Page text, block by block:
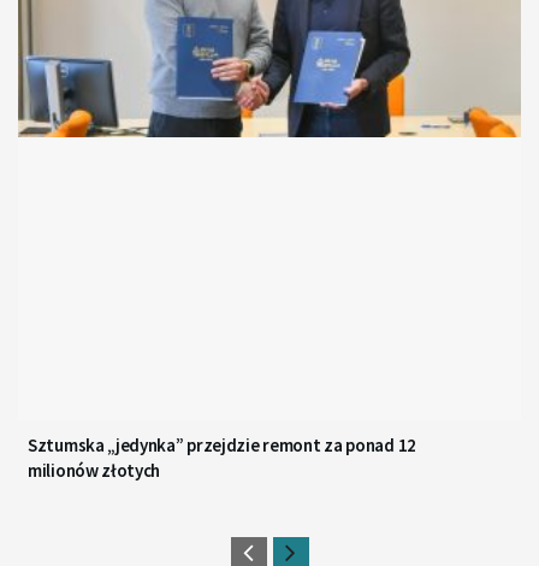
Sztumska „jedynka” przejdzie remont za ponad 12
milionów złotych